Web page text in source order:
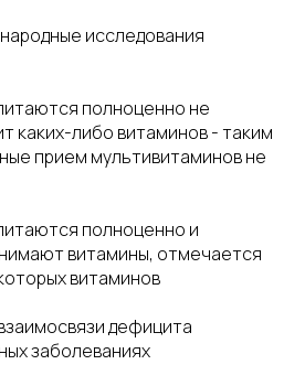
исследования
полноценно не
каких-либо витаминов - таким
прием мультивитаминов не
полноценно и
витамины, отмечается
витаминов
дефицита
заболеваниях